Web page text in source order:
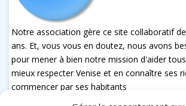
Notre association gère ce site collaboratif
ans. Et, vous vous en doutez, nous avons
pour mener à bien notre mission d'aider
mieux respecter Venise et en connaître ses
commencer par ses habitants